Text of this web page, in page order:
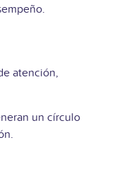
atención,
un círculo